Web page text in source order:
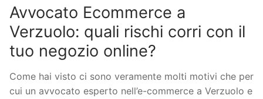
Avvocato Ecommerce a
Verzuolo: quali rischi corri con il
tuo negozio online?
Come hai visto ci sono veramente molti motivi che per
cui un avvocato esperto nell’e-commerce a Verzuolo e